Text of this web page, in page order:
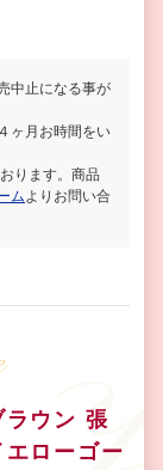
中止になる事が
ヶ月お時間をい
ります。商品
ム よりお問い合
ラウン 張
ローゴー